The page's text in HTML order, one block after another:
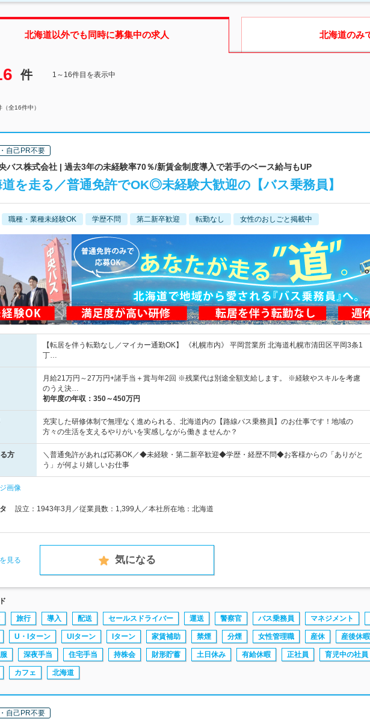
北海道以外でも同時に募集中の求人 北海道のみ
件 1～16件目を表示中
（全16件中）
自己PR不要
バス株式会社 | 過去3年の未経験率70％/新賃金制度導入で若手のベース給与もUP
道を走る／普通免許でOK◎未経験大歓迎の【バス乗務員】
職種・業種未経験OK 学歴不問 第二新卒歓迎 転勤なし 女性のおしごと掲載中
【転居を伴う転勤なし／マイカー通勤OK】 《札幌市内》 平岡営業所 北海道札幌市清田区平岡3条1
丁…
月給21万円～27万円+諸手当＋賞与年2回 ※残業代は別途全額支給します。 ※経験やスキルを考慮
のうえ決…
初年度の年収： 350～450万円
充実した研修体制で無理なく進められる、北海道内の【路線バス乗務員】のお仕事です！地域の
方々の生活を支えるやりがいを実感しながら働きませんか？
方
＼普通免許があれば応募OK／◆未経験・第二新卒歓迎◆学歴・経歴不問◆お客様からの「ありがと
う」が何より嬉しいお仕事
画像
設立：1943年3月／従業員数：1,399人／本社所在地：北海道
見る 気になる
旅行 導入 配送 セールスドライバー 運送 警察官 バス乗務員 マネジメント
U・Iターン UIターン Iターン 家賃補助 禁煙 分煙 女性管理職 産休 産後休暇
深夜手当 住宅手当 持株会 財形貯蓄 土日休み 有給休暇 正社員 育児中の社員
カフェ 北海道
自己PR不要